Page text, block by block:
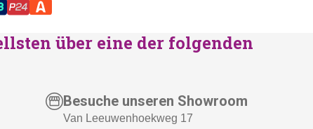
über eine der folgenden
Besuche unseren Showroom
Van Leeuwenhoekweg 17